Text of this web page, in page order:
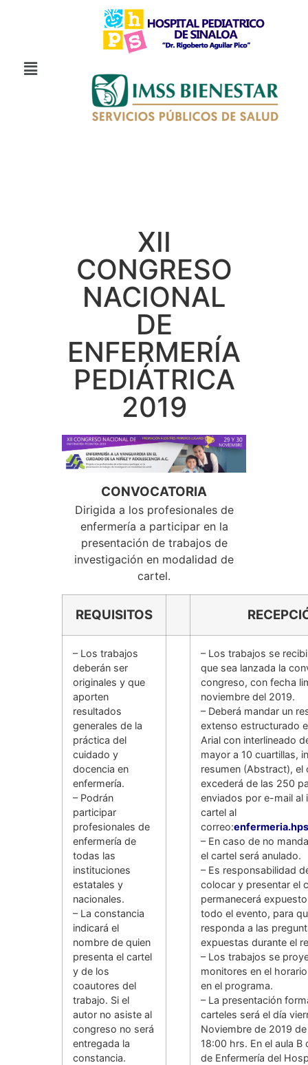
XII
CONGRESO
NACIONAL
DE
ENFERMERÍA
PEDIÁTRICA
2019
CONVOCATORIA
Dirigida a los profesionales de
enfermería a participar en la
presentación de trabajos de
investigación en modalidad de
cartel.
REQUISITOS
– Los trabajos
deberán ser
originales y que
aporten
resultados
generales de la
práctica del
cuidado y
docencia en
enfermería.
– Podrán
participar
profesionales de
enfermería de
todas las
instituciones
estatales y
nacionales.
– La constancia
indicará el
nombre de quien
presenta el cartel
y de los
coautores del
trabajo. Si el
autor no asiste al
congreso no será
entregada la
constancia.
– Los trabajos se
que sea lanzada la
congreso, con fecha
noviembre del 2019.
– Deberá mandar un
extenso estructurado
Arial con interlineado
mayor a 10 cuartillas,
resumen (Abstract), el
excederá de las 250
enviados por e-mail al
cartel al
correo:
– En caso de no
el cartel será anulado.
– Es responsabilidad
colocar y presentar el
permanecerá
todo el evento, para
responda a las
expuestas durante el
– Los trabajos se
monitores en el
en el programa.
– La presentación
carteles será el día
Noviembre de 2019
18:00 hrs. En el aula B
de Enfermería del